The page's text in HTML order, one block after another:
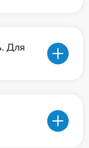
Для